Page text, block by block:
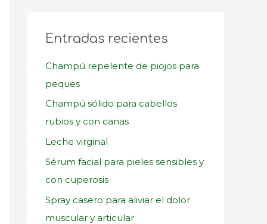
r
p
o
r
Entradas recientes
Champú repelente de piojos para
peques
Champú sólido para cabellos
rubios y con canas
Leche virginal
Sérum facial para pieles sensibles y
con cuperosis
Spray casero para aliviar el dolor
muscular y articular